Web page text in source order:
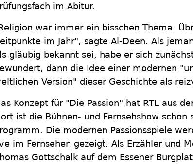
im Abitur.
war immer ein bisschen Thema.
im Jahr", sagte Al-Deen. Als
gläubig bekannt sei, habe er sich
dann die Idee einer modernen
Version" dieser Geschichte als
Konzept für "Die Passion" hat RTL aus
ist die Bühnen- und Fernsehshow schon
Die modernen Passionsspiele
im Fernsehen gezeigt. Als Erzähler und
Gottschalk auf dem Essener